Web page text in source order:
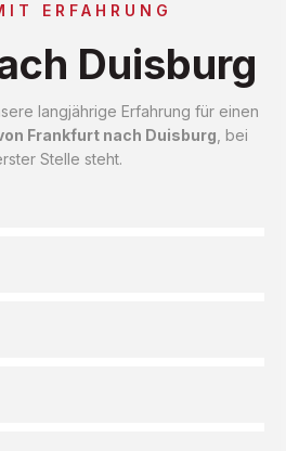
ERFAHRUNG
Duisburg
langjährige Erfahrung für einen
Frankfurt nach Duisburg , bei
Stelle steht.